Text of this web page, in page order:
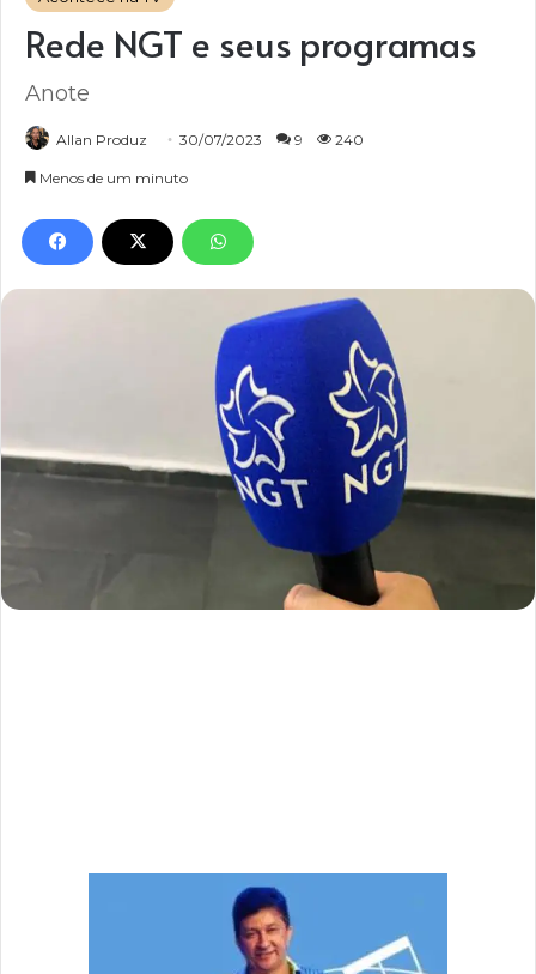
Rede NGT e seus programas
Anote
Allan Produz 30/07/2023 9 240
Menos de um minuto